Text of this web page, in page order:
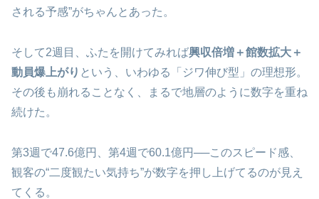
される予感”がちゃんとあった。
そして2週目、ふたを開けてみれば興収倍増＋館数拡大＋
動員爆上がり という、いわゆる「ジワ伸び型」の理想形。
その後も崩れることなく、まるで地層のように数字を重ね
続けた。
第3週で47.6億円、第4週で60.1億円──このスピード感、
観客の“二度観たい気持ち”が数字を押し上げてるのが見え
てくる。